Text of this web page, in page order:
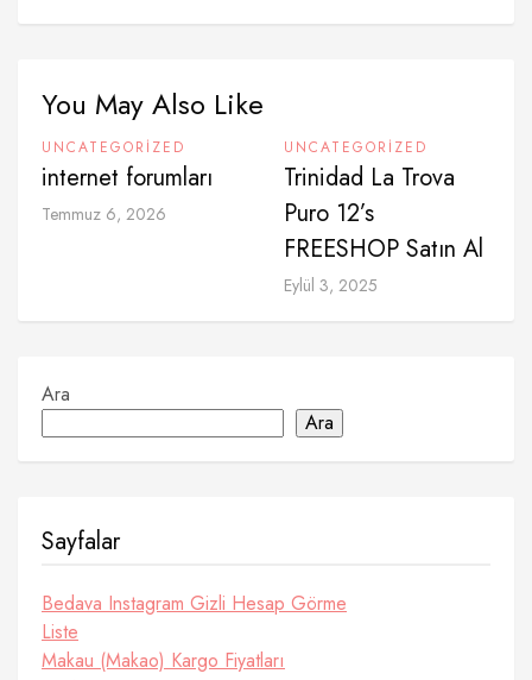
You May Also Like
UNCATEGORIZED
internet forumları
Temmuz 6, 2026
UNCATEGORIZED
Trinidad La Trova
Puro 12’s
FREESHOP Satın Al
Eylül 3, 2025
Ara
Ara
Sayfalar
Bedava Instagram Gizli Hesap Görme
Liste
Makau (Makao) Kargo Fiyatları